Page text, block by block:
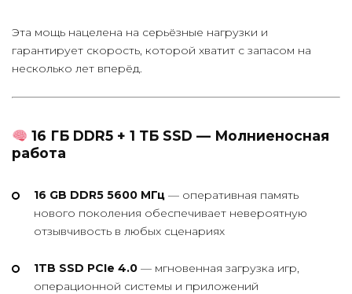
Эта мощь нацелена на серьёзные нагрузки и
гарантирует скорость, которой хватит с запасом на
несколько лет вперёд.
16 ГБ DDR5 + 1 ТБ SSD — Молниеносная
работа
16 GB DDR5 5600 МГц — оперативная память
нового поколения обеспечивает невероятную
отзывчивость в любых сценариях
1TB SSD PCIe 4.0 — мгновенная загрузка игр,
операционной системы и приложений